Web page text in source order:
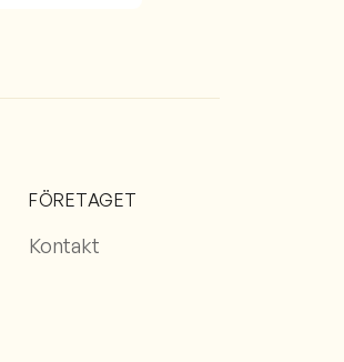
FÖRETAGET
Kontakt